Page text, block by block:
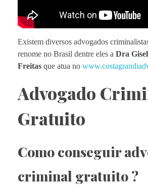
Existem diversos advogados
renome no Brasil dentre eles a Dra
Freitas que atua no
Advogado
Gratuito
Como conseguir
criminal gratuito ?